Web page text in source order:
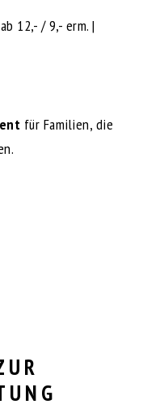
12,- / 9,- erm. |
für Familien, die